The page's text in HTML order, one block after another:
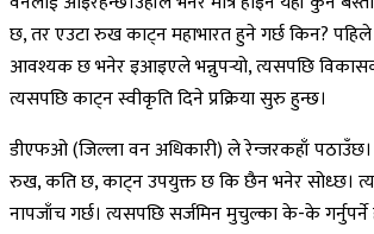
छ, तर एउटा रुख काट्न महाभारत हुने गर्छ किन?
आवश्यक छ भनेर इआइएले भन्नुपर्‍यो, त्यसपछि विकासको
त्यसपछि काट्न स्वीकृति दिने प्रक्रिया सुरु हुन्छ।
डीएफओ (जिल्ला वन अधिकारी) ले रेन्जरकहाँ
रुख, कति छ, काट्न उपयुक्त छ कि छैन भनेर सोध्छ।
नापजाँच गर्छ। त्यसपछि सर्जमिन मुचुल्का के-के